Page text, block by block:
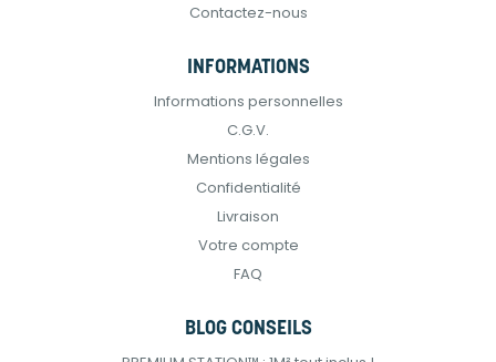
Contactez-nous
INFORMATIONS
Informations personnelles
C.G.V.
Mentions légales
Confidentialité
Livraison
Votre compte
FAQ
BLOG CONSEILS